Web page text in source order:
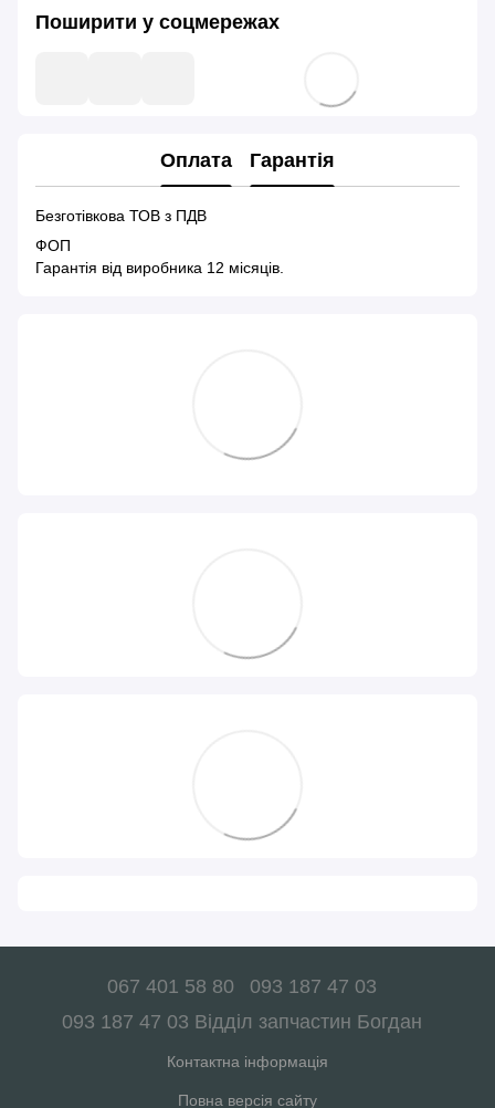
Поширити у соцмережах
Оплата Гарантія
Безготівкова ТОВ з ПДВ
ФОП
Гарантія від виробника 12 місяців.
067 401 58 80
093 187 47 03
093 187 47 03 Відділ запчастин Богдан
Контактна інформація
Повна версія сайту